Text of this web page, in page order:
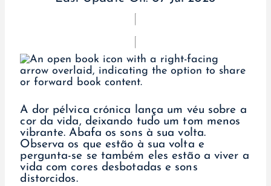
A dor pélvica crónica lança um véu sobre a
cor da vida, deixando tudo um tom menos
vibrante. Abafa os sons à sua volta.
Observa os que estão à sua volta e
pergunta-se se também eles estão a viver a
vida com cores desbotadas e sons
distorcidos.